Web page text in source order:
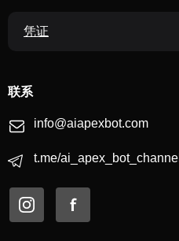
联系
info@aiapexbot.com
t.me/ai_apex_bot_channel
凭证